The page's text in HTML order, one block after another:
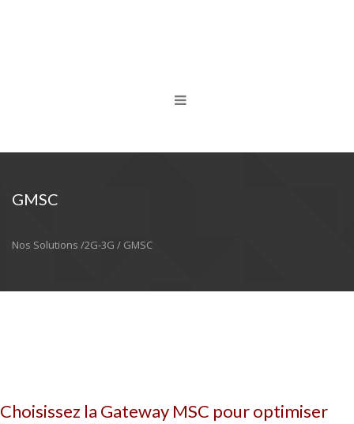
GMSC
Nos Solutions /2G-3G / GMSC
Choisissez la Gateway MSC pour optimiser